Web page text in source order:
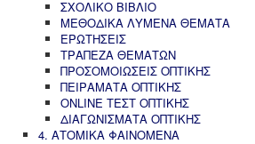
ΣΧΟΛΙΚΟ ΒΙΒΛΙΟ
ΜΕΘΟΔΙΚΑ ΛΥΜΕΝΑ ΘΕΜΑΤΑ
ΕΡΩΤΗΣΕΙΣ
ΤΡΑΠΕΖΑ ΘΕΜΑΤΩΝ
ΠΡΟΣΟΜΟΙΩΣΕΙΣ ΟΠΤΙΚΗΣ
ΠΕΙΡΑΜΑΤΑ ΟΠΤΙΚΗΣ
ONLINE ΤΕΣΤ ΟΠΤΙΚΗΣ
ΔΙΑΓΩΝΙΣΜΑΤΑ ΟΠΤΙΚΗΣ
4. ΑΤΟΜΙΚΑ ΦΑΙΝΟΜΕΝΑ